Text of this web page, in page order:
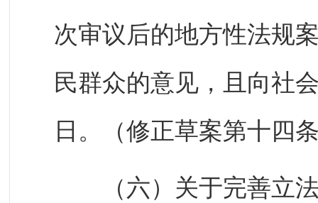
次审议后的地方性法规
民群众的意见，且向社
日。（修正草案第十四
（六）关于完善立法